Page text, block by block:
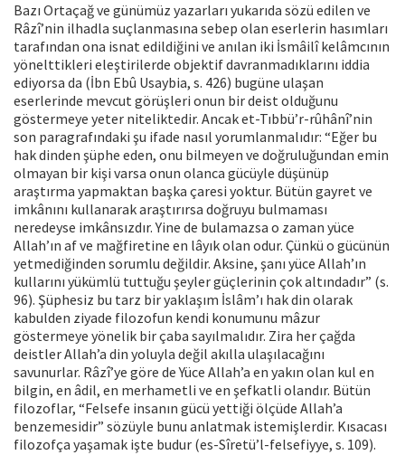
Bazı Ortaçağ ve günümüz yazarları yukarıda sözü edilen ve
Râzî’nin ilhadla suçlanmasına sebep olan eserlerin hasımları
tarafından ona isnat edildiğini ve anılan iki İsmâilî kelâmcının
yönelttikleri eleştirilerde objektif davranmadıklarını iddia
ediyorsa da (İbn Ebû Usaybia, s. 426) bugüne ulaşan
eserlerinde mevcut görüşleri onun bir deist olduğunu
göstermeye yeter niteliktedir. Ancak et-Tıbbü’r-rûhânî’nin
son paragrafındaki şu ifade nasıl yorumlanmalıdır: “Eğer bu
hak dinden şüphe eden, onu bilmeyen ve doğruluğundan emin
olmayan bir kişi varsa onun olanca gücüyle düşünüp
araştırma yapmaktan başka çaresi yoktur. Bütün gayret ve
imkânını kullanarak araştırırsa doğruyu bulmaması
neredeyse imkânsızdır. Yine de bulamazsa o zaman yüce
Allah’ın af ve mağfiretine en lâyık olan odur. Çünkü o gücünün
yetmediğinden sorumlu değildir. Aksine, şanı yüce Allah’ın
kullarını yükümlü tuttuğu şeyler güçlerinin çok altındadır” (s.
96). Şüphesiz bu tarz bir yaklaşım İslâm’ı hak din olarak
kabulden ziyade filozofun kendi konumunu mâzur
göstermeye yönelik bir çaba sayılmalıdır. Zira her çağda
deistler Allah’a din yoluyla değil akılla ulaşılacağını
savunurlar. Râzî’ye göre de Yüce Allah’a en yakın olan kul en
bilgin, en âdil, en merhametli ve en şefkatli olandır. Bütün
filozoflar, “Felsefe insanın gücü yettiği ölçüde Allah’a
benzemesidir” sözüyle bunu anlatmak istemişlerdir. Kısacası
filozofça yaşamak işte budur (es-Sîretü’l-felsefiyye, s. 109).